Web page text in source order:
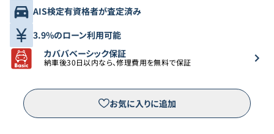
AIS検定有資格者が査定済み
3.9%のローン利用可能
カババベーシック保証
納車後30日以内なら、修理費用を無料で保証
お気に入りに追加